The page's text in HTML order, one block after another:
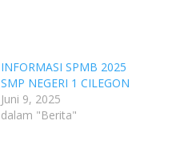
INFORMASI SPMB 2025
SMP NEGERI 1 CILEGON
Juni 9, 2025
dalam "Berita"